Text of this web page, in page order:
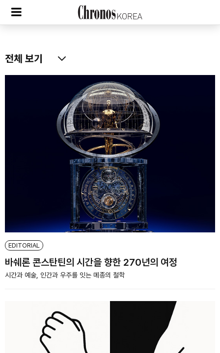
EDITORIAL
바쉐론 콘스탄틴의 시간을 향한 270년의 여정
시간과 예술, 인간과 우주를 잇는 메종의 철학